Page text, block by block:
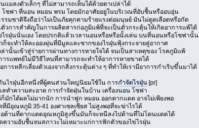
นแมลงตัวเล็กๆ ที่ไม่สามารถเห็นได้ด้วยตาเปล่าได้
ซฟา ที่นอน หมอน พรม โดยมักอาศัยอยู่ในบริเวณที่อับชื้นหรืออบอุ่น
รมชาติจึงถือว่าไม่เป็นภัยคุกคามร้ายแรงต่อมนุษย์ มันไม่ดูดเลือดหรือกัด
ตัวการสำคัญในการผลิตสารก่อภูมิแพ้ที่จะเป็นตัวกระตุ้นให้เกิดอาการแพ้ได้
รฝุ่นนั่นเอง โดยปรกติแล้วเวลานอนหรือหรือนั้งเล่น บนที่นอนหรือโซฟานั้น
ก็จะทำให้ละอองผุ่นที่มีมูลและซากของไรฝุ่นฟุ้งกระจายสู่อากาศ
านั้นเข้าสู่ร่ายการผ่านทางการหายใจได้ จนเป็นสาเหตุของ โรคภูมิแพ้
ารแพทย์ไม่มีวิธีไหนที่สามารถจะทำให้อาการหายขาดได้
ารหลีกเลี่ยงตัวเองจากสิ่งกระตุ้นต่าง ๆ ที่ทำให้เรามีอาการกำเริบขึ้นมาได้
นไรฝุ่นอีกหนึ่งที่ผู้คนส่วนใหญ่นิยมใช้ใน การกำจัดไรฝุ่น[pr]
ทำความสะอาด การกำจัดฝุ่นในบ้าน เครื่องนอน โซฟา
มักได้ผลไม่มากนัก การนำฟูก หมอน ออกตากแดด อาจไม่เพียงพอ
มีอุณหภูมิ 35-41 องศาเซลเซียส ไม่สูงพอที่จะฆ่าไรได้
อด้านที่ตากแดดอุณหภูมิสูงขึ้นมันก็จะหนีลงไปด้านที่ไม่โดนแดดได้
ความอับชื้นจนสภาวะไม่เหมาะแก่การฟักตัวของไข่ไรฝุ่น